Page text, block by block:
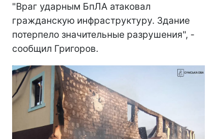
"Враг ударным БпЛА атаковал
гражданскую инфраструктуру. Здание
потерпело значительные разрушения", -
сообщил Григоров.